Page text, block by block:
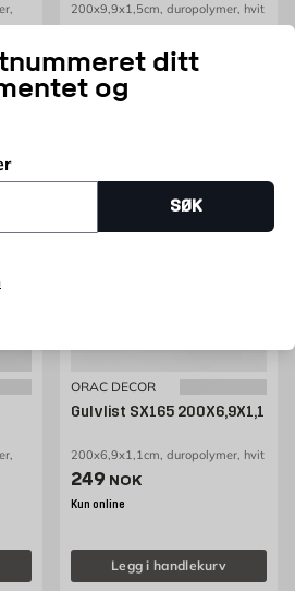
ditt
og
SØK
200x9,9x1,5cm, duropolymer, hvit
Pris 259 NOK /stk
Kun online
ORAC DECOR
Gulvlist SX165 200X6,9X1,1
200x6,9x1,1cm, duropolymer, hvit
Pris 249 NOK /stk
249 NOK
Kun online
Legg i handlekurv